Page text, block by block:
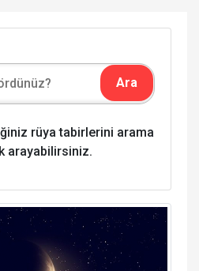
rüya tabirlerini arama
arayabilirsiniz.